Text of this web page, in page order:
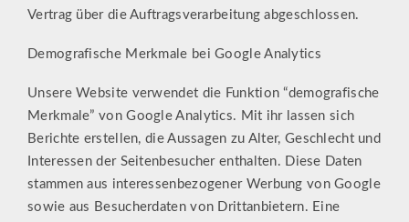
Vertrag über die Auftragsverarbeitung abgeschlossen.
Demografische Merkmale bei Google Analytics
Unsere Website verwendet die Funktion “demografische
Merkmale” von Google Analytics. Mit ihr lassen sich
Berichte erstellen, die Aussagen zu Alter, Geschlecht und
Interessen der Seitenbesucher enthalten. Diese Daten
stammen aus interessenbezogener Werbung von Google
sowie aus Besucherdaten von Drittanbietern. Eine